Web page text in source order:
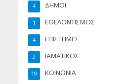
ΔΗΜΟΙ
4
ΕΘΕΛΟΝΤΙΣΜΟΣ
1
ΕΠΙΣΤΗΜΕΣ
4
ΙΑΜΑΤΙΚΟΣ
2
ΚΟΙΝΩΝΙΑ
19